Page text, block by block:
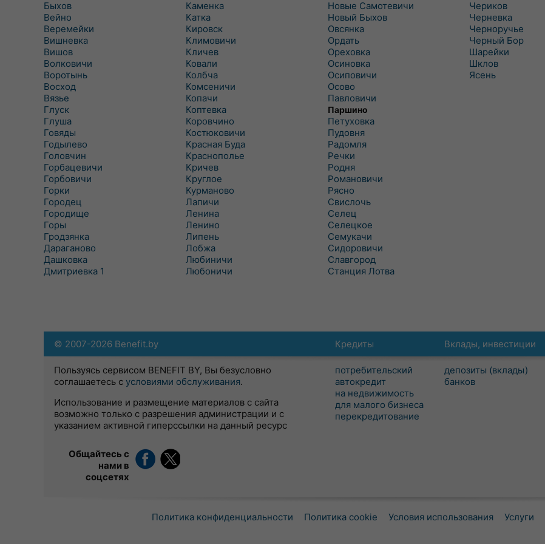
Быхов
Вейно
Веремейки
Вишневка
Вишов
Волковичи
Воротынь
Восход
Вязье
Глуск
Глуша
Говяды
Годылево
Головчин
Горбацевичи
Горбовичи
Горки
Городец
Городище
Горы
Гродзянка
Дараганово
Дашковка
Дмитриевка 1
Каменка
Катка
Кировск
Климовичи
Кличев
Ковали
Колбча
Комсеничи
Копачи
Коптевка
Коровчино
Костюковичи
Красная Буда
Краснополье
Кричев
Круглое
Курманово
Лапичи
Ленина
Ленино
Липень
Лобжа
Любиничи
Любоничи
Новые Самотевичи
Новый Быхов
Овсянка
Ордать
Ореховка
Осиновка
Осиповичи
Осово
Павловичи
Паршино
Петуховка
Пудовня
Радомля
Речки
Родня
Романовичи
Рясно
Свислочь
Селец
Селецкое
Семукачи
Сидоровичи
Славгород
Станция Лотва
Чериков
Черневка
Черноручье
Черный Бор
Шарейки
Шклов
Ясень
Кредиты
потребительский
автокредит
на недвижимость
для малого бизнеса
перекредитование
Вклады, инвестиции
депозиты (вклады)
банков
© 2007-2026 Benefit.by
Пользуясь сервисом BENEFIT BY, Вы безусловно
соглашаетесь с условиями обслуживания.
Использование и размещение материалов с сайта
возможно только с разрешения администрации и с
указанием активной гиперссылки на данный ресурс
Общайтесь с
нами в
соцсетях
Политика конфиденциальности Политика cookie Условия использования Услуги